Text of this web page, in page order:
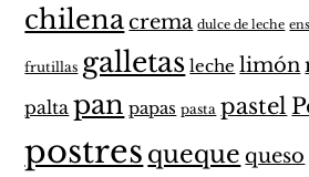
chilenacrema dulce de leche
frutillas galletas leche limón
palta pan papas pasta pastel
postres queque queso